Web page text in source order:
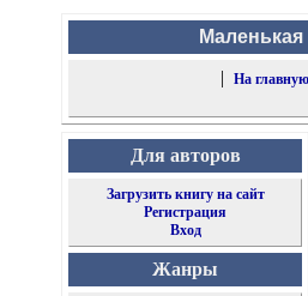
|
На
Для авторов
Загрузить книгу на сайт
Регистрация
Вход
Жанры